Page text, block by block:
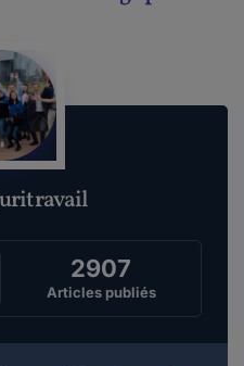
2907
Articles publiés